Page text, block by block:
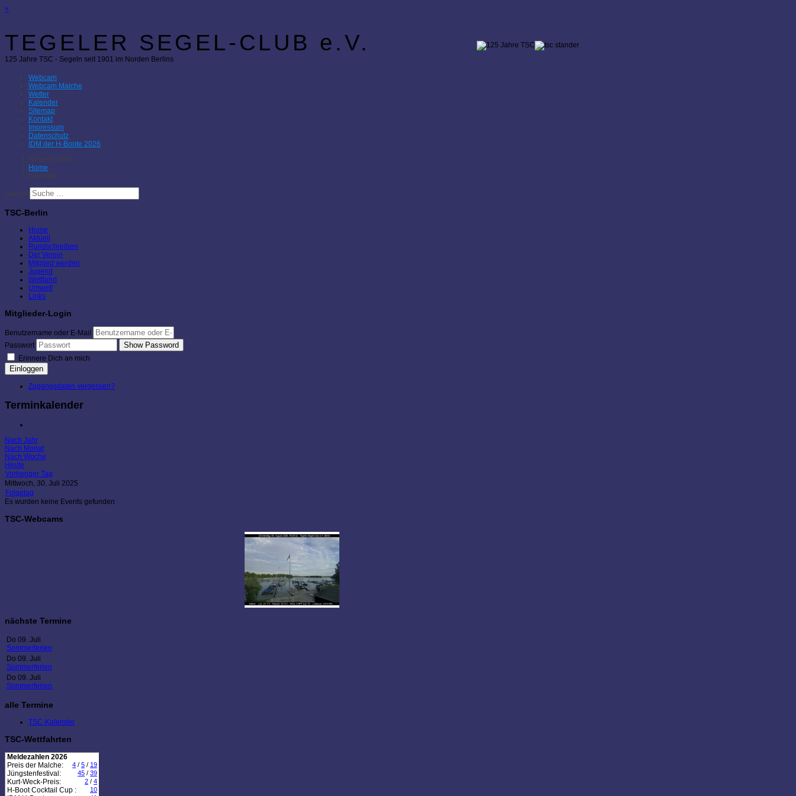
×
TEGELER SEGEL-CLUB e.V.
125 Jahre TSC - Segeln seit 1901 im Norden Berlins
Webcam
Webcam Malche
Wetter
Kalender
Sitemap
Kontakt
Impressum
Datenschutz
IDM der H-Boote 2026
Aktuelle Seite:
Home
Kalender
Suchen
TSC-Berlin
Home
Aktuell
Rundschreiben
Der Verein
Mitglied werden
Jugend
Wettfahrt
Umwelt
Links
Mitglieder-Login
Benutzername oder E-Mail
Passwort
Show Password
Erinnere Dich an mich
Einloggen
Zugangsdaten vergessen?
Terminkalender
Nach Jahr
Nach Monat
Nach Woche
Heute
Vorheriger Tag
Mittwoch, 30. Juli 2025
Folgetag
Es wurden keine Events gefunden
TSC-Webcams
nächste Termine
Do 09. Juli
Sommerferien
Do 09. Juli
Sommerferien
Do 09. Juli
Sommerferien
alle Termine
TSC-Kalender
TSC-Wettfahrten
Meldezahlen 2026
Preis der Malche:
4 / 5 / 19
Jüngstenfestival: 45 / 39
Kurt-Weck-Preis: 2 / 4
H-Boot Cocktail Cup : 10